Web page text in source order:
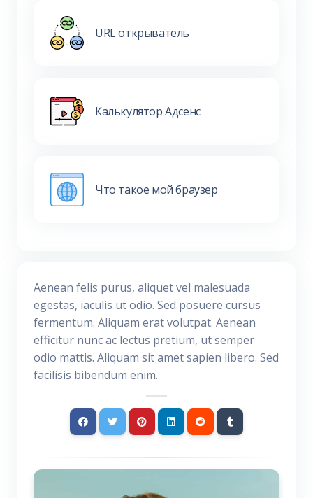
URL открыватель
Калькулятор Адсенс
Что такое мой браузер
Aenean felis purus, aliquet vel malesuada
egestas, iaculis ut odio. Sed posuere cursus
fermentum. Aliquam erat volutpat. Aenean
efficitur nunc ac lectus pretium, ut semper
odio mattis. Aliquam sit amet sapien libero. Sed
facilisis bibendum enim.